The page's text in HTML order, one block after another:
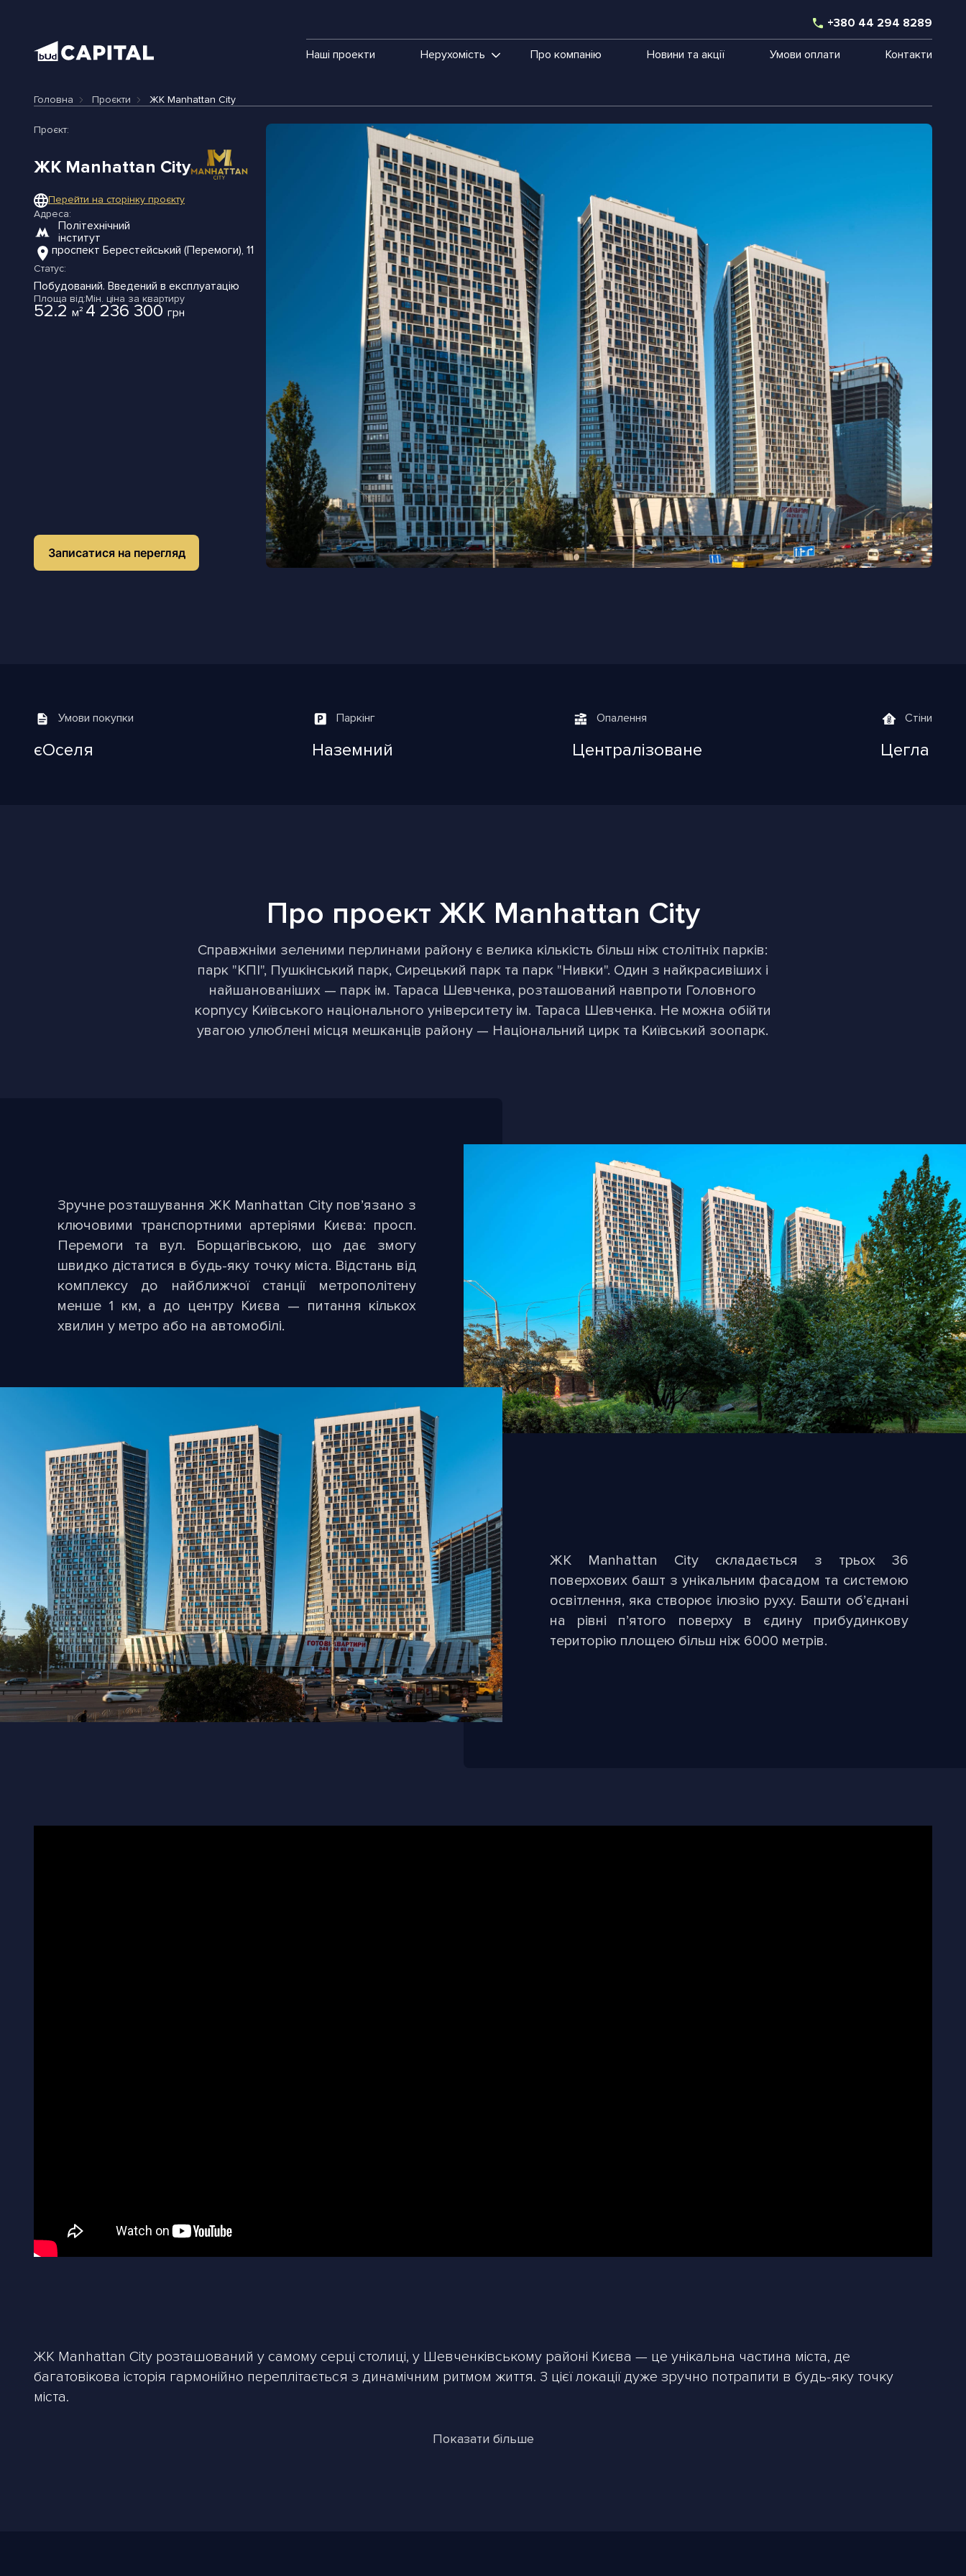
+380 44 294 8289
Наші проекти Нерухомість Про компанію Новини та акції Умови оплати Контакти
Головна Проєкти ЖК Manhattan City
Проєкт:
ЖК Manhattan City
Перейти на сторінку проєкту
Адреса:
Політехнічний
інститут
проспект Берестейський (Перемоги), 11
Статус:
Побудований.Введений в експлуатацію
Площа від:
52.2м²
Мін. ціна за квартиру
4 236 300грн
Записатися на перегляд
Умови покупки
єОселя
Паркінг
Наземний
Опалення
Централізоване
Стіни
Цегла
Про проект ЖК Manhattan City
Справжніми зеленими перлинами району є велика кількість більш ніж столітніх парків:
парк "КПІ", Пушкінський парк, Сирецький парк та парк "Нивки". Один з найкрасивіших і
найшанованіших — парк ім. Тараса Шевченка, розташований навпроти Головного
корпусу Київського національного університету ім. Тараса Шевченка. Не можна обійти
увагою улюблені місця мешканців району — Національний цирк та Київський зоопарк.
Зручне розташування ЖК Manhattan City пов’язано з
ключовими транспортними артеріями Києва: просп.
Перемоги та вул. Борщагівською, що дає змогу
швидко дістатися в будь-яку точку міста. Відстань від
комплексу до найближчої станції метрополітену
менше 1 км, а до центру Києва — питання кількох
хвилин у метро або на автомобілі.
ЖК Manhattan City складається з трьох 36
поверхових башт з унікальним фасадом та системою
освітлення, яка створює ілюзію руху. Башти об’єднані
на рівні п’ятого поверху в єдину прибудинкову
територію площею більш ніж 6000 метрів.
ЖК Manhattan City розташований у самому серці столиці, у Шевченківському районі Києва — це унікальна частина міста, де
багатовікова історія гармонійно переплітається з динамічним ритмом життя. З цієї локації дуже зручно потрапити в будь-яку точку
міста.
освітлення, яка створює ефект ілюзії руху. Ця особливість робить його впізнаваним і виділяє серед інших ЖК в Києві. Башти об’єднані
Показати більше